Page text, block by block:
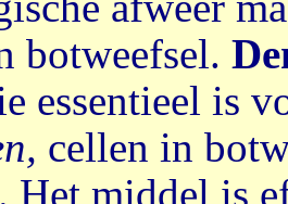
botweefsel.
essentieel is
cellen in
Het middel is